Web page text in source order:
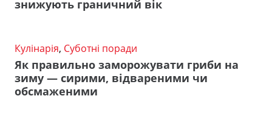
знижують граничний вік
Кулінарія, Суботні поради
Як правильно заморожувати гриби на
зиму — сирими, відвареними чи
обсмаженими